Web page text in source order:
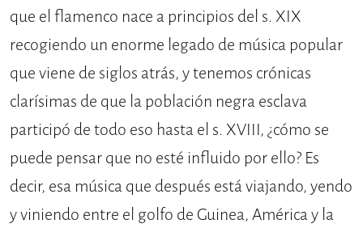
que el flamenco nace a principios del s. XIX
recogiendo un enorme legado de música popular
que viene de siglos atrás, y tenemos crónicas
clarísimas de que la población negra esclava
participó de todo eso hasta el s. XVIII, ¿cómo se
puede pensar que no esté influido por ello? Es
decir, esa música que después está viajando, yendo
y viniendo entre el golfo de Guinea, América y la